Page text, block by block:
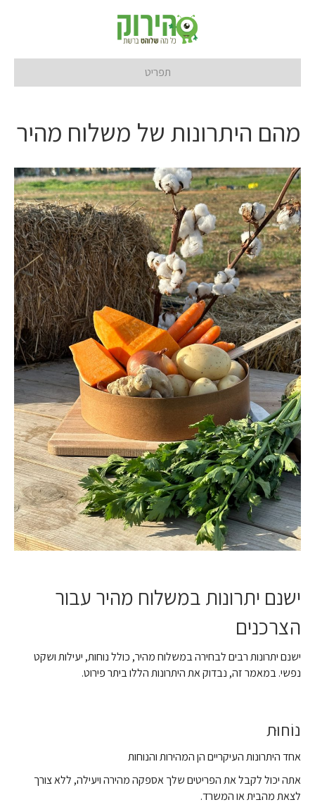
תפריט
מהם היתרונות של משלוח מהיר
ישנם יתרונות במשלוח מהיר עבור
הצרכנים
ישנם יתרונות רבים לבחירה במשלוח מהיר, כולל נוחות, יעילות ושקט
נפשי. במאמר זה, נבדוק את היתרונות הללו ביתר פירוט.
נוֹחוּת
אחד היתרונות העיקריים הן המהירות והנוחות
אתה יכול לקבל את הפריטים שלך אספקה מהירה ויעילה, ללא צורך
לצאת מהבית או המשרד.